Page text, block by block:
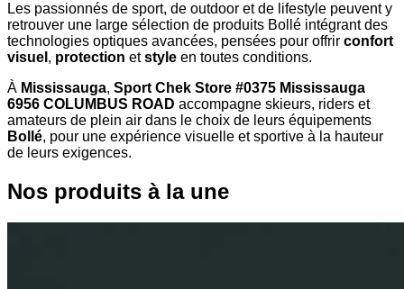
Les passionnés de sport, de outdoor et de lifestyle peuvent y
retrouver une large sélection de produits Bollé intégrant des
technologies optiques avancées, pensées pour offrir confort
visuel , protection etstyle en toutes conditions.
À Mississauga, Sport Chek Store #0375 Mississauga
6956 COLUMBUS ROAD accompagne skieurs, riders et
amateurs de plein air dans le choix de leurs équipements
Bollé, pour une expérience visuelle et sportive à la hauteur
de leurs exigences.
Nos produits à la une